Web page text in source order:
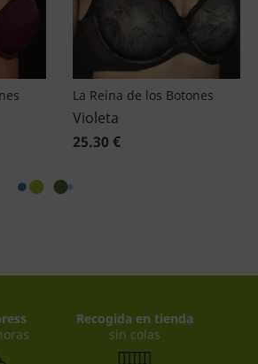
La Reina de los Botones
Violeta
25.30 €
Recogida en tienda
sin colas